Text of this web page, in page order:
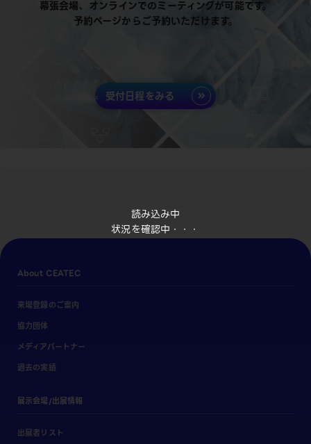
読み込み中
状況を確認中・・・
幕張会場、オンラインでのミーティングが可能です。
予約ページからご予約いただけます。
受付日程をみる
About CEATEC
来場登録のご案内
協力団体
メディアパートナー
過去の実績
展示会場/出展情報
出展者リスト